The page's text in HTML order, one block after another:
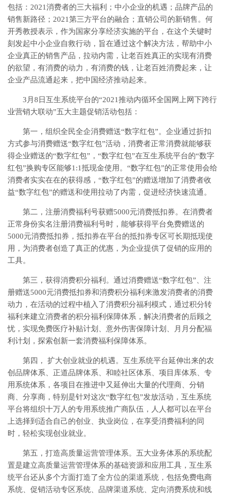
包括：2021消费者的三大福利；中小企业的机遇；品牌产品的
销售新路径；2021第三方平台的融合；直销公司的新销售。何
开秀教授表示，作为国家分享经济实施的平台，在这个关键时
刻发起中小企业自救行动，旨在通过这个解决方法，帮助中小
企业真正的销售产品，拉动内需，让老百姓真正的实现有消费
的欲望，有消费的动力，有消费的钱，让老百姓消费起来，让
企业产品流通起来，把中国经济推动起来。
3月8日互生系统平台的“2021推动内循环全国网上网下跨行
业营销大联动”五大主题促销活动包括：
第一，组织全民全企消费赠送“数字红包”。企业通过折扣
方式参与消费赠送“数字红包”活动，消费者正常消费就能够获
得企业赠送的“数字红包”，“数字红包”在互生系统平台的“数字
红包”换购专区能够1:1抵现金使用。“数字红包”的正常使用会给
消费者实实在在的获得感，“数字红包”的赠送增加了消费者收
益“数字红包”的赠送和使用拉动了内需，促进经济快速流通。
第二，注册消费福利号获赠5000元消费抵扣券。在消费者
正常身份实名注册消费福利号时，能够获得平台免费赠送的
5000元消费抵扣券，抵扣券在平台的抵扣券专区可长期抵现使
用，为消费者创造了真正的优惠，为企业提供了促销的应用的
工具。
第三，获得消费积分福利。通过消费赠送“数字红包”、注
册赠送5000元消费抵扣券和消费积分福利来激发消费者的消费
动力，在活动的过程中植入了消费积分福利模式，通过积分转
福利来建立消费者的积分福利保障体系，解决消费者的后顾之
忧，实现免费医疗补贴计划、意外伤害保障计划、月月分配福
利计划，探索创新一套消费福利保障体系。
第四， 扩大创业就业的机遇。互生系统平台延伸出来的农
创品牌体系、正道品牌体系、和睦社区体系、项目库体系、专
用系统体系，各项目在推进中又延伸出大量的代理商、分销
商、分享商，特别是针对这次“数字红包”发放活动，互生系统
平台将组织十万人的专用系统推广商队伍，人人都可以在平台
上选择到适合自己的创业、执业岗位，在享受消费福利的同
时，轻松实现创业就业。
第五，打造高质量运营管理体系。五大业务体系的系统配
置是建立高质量运营管理体系的基础资源和应用工具，互生系
统平台还从多个方面打造了全方位的渠道系统，包括免费电商
系统、促销活动专区系统、品牌渠道系统、定向消费系统和线